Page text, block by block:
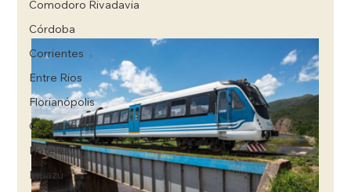
Comodoro Rivadavia
Córdoba
Corrientes
Entre Rios
Florianópolis
Gastronomía
Hoteles
Iguazú